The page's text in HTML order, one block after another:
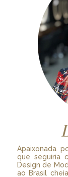
Apaixonada
que seguiria
Design de
ao Brasil